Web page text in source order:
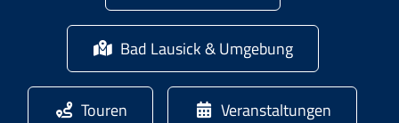
Bad Lausick & Umgebung
Touren Veranstaltungen